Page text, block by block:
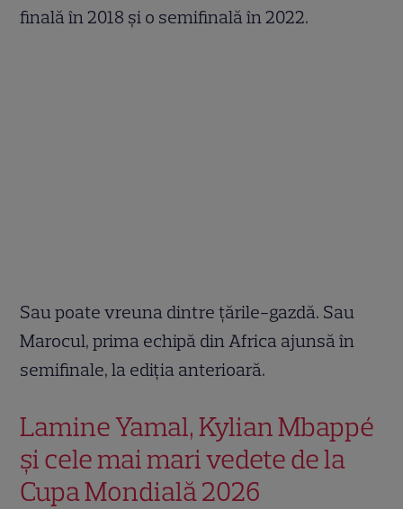
finală în 2018 și o semifinală în 2022.
Sau poate vreuna dintre țările-gazdă. Sau
Marocul, prima echipă din Africa ajunsă în
semifinale, la ediția anterioară.
Lamine Yamal, Kylian Mbappé
și cele mai mari vedete de la
Cupa Mondială 2026